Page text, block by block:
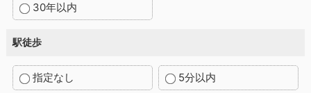
30年以内
駅徒歩
指定なし 5分以内